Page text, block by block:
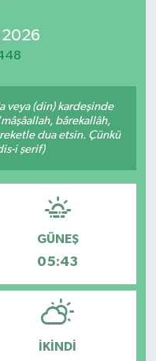
2026
veya (din) kardeşinde
bârekallâh,
dua etsin. Çünkü
i şerif)
GÜNEŞ
05:43
İKINDI